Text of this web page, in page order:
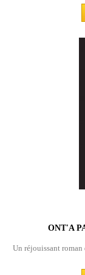
ONT'A
Un réjouissant